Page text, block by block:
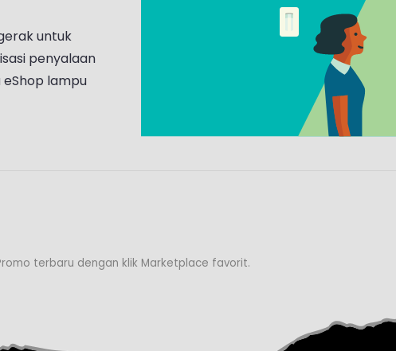
untuk
penyalaan
lampu
terbaru dengan klik Marketplace favorit.